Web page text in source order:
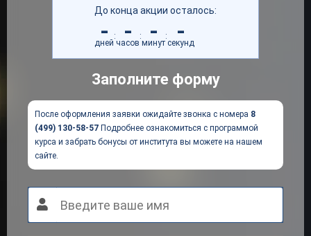
До конца акции осталось:
-
дней
: -
часов
: -
минут
: -
секунд
Заполните форму
После оформления заявки ожидайте звонка с номера 8
(499) 130-58-57 Подробнее ознакомиться с программой
курса и забрать бонусы от института вы можете на нашем
сайте.